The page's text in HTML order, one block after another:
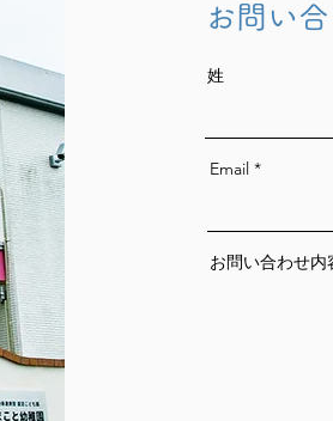
お問い
姓
Email
お問い合わせ内